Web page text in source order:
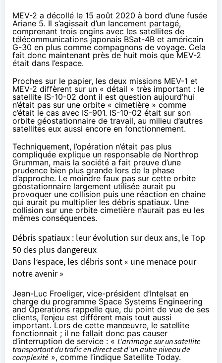
MEV-2 a décollé le 15 août 2020 à bord d’une fusée
Ariane 5. Il s’agissait d’un lancement partagé,
comprenant trois engins avec les satellites de
télécommunications japonais BSat-4B et américain
G-30 en plus comme compagnons de voyage. Cela
fait donc maintenant près de huit mois que MEV-2
était dans l’espace.
Proches sur le papier, les deux missions MEV-1 et
MEV-2 diffèrent sur un « détail » très important : le
satellite IS-10-02 dont il est question aujourd’hui
n’était pas sur une orbite « cimetière » comme
c’était le cas avec IS-901. IS-10-02 était sur son
orbite géostationnaire de travail, au milieu d’autres
satellites eux aussi encore en fonctionnement.
Techniquement, l’opération n’était pas plus
compliquée explique un responsable de Northrop
Grumman, mais la société a fait preuve d’une
prudence bien plus grande lors de la phase
d’approche. Le moindre faux pas sur cette orbite
géostationnaire largement utilisée aurait pu
provoquer une collision puis une réaction en chaine
qui aurait pu multiplier les débris spatiaux. Une
collision sur une orbite cimetière n’aurait pas eu les
mêmes conséquences.
Débris spatiaux : leur évolution sur deux ans, le Top
50 des plus dangereux
Dans l’espace, les débris sont « une menace pour
notre avenir »
Jean-Luc Froeliger, vice-président d’Intelsat en
charge du programme Space Systems Engineering
and Operations rappelle que, du point de vue de ses
clients, l’enjeu est différent mais tout aussi
important. Lors de cette manœuvre, le satellite
fonctionnait ; il ne fallait donc pas causer
d’interruption de service : « L'arrimage sur un satellite
transportant du trafic en direct est d’un autre niveau de
complexité », comme l’indique Satellite Today.